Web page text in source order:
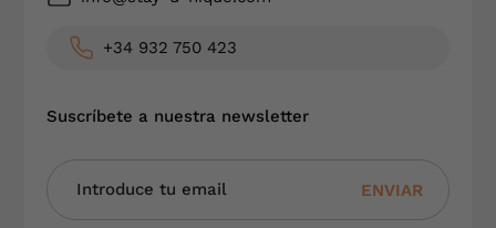
+34 932 750 423
Suscríbete a nuestra newsletter
ENVIAR